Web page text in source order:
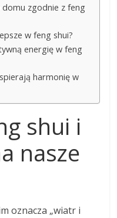
zgodnie z feng
w feng shui?
energię w feng
harmonię w
shui i
nasze
oznacza „wiatr i